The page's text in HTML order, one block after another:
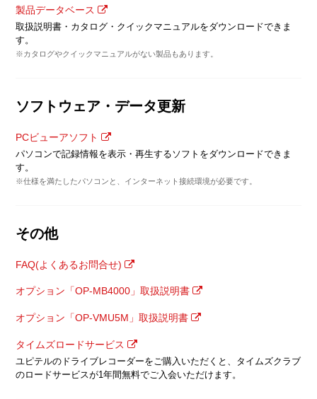
製品データベース
取扱説明書・カタログ・クイックマニュアルをダウンロードできま
す。
※カタログやクイックマニュアルがない製品もあります。
ソフトウェア・データ更新
PCビューアソフト
パソコンで記録情報を表示・再生するソフトをダウンロードできま
す。
※仕様を満たしたパソコンと、インターネット接続環境が必要です。
その他
FAQ(よくあるお問合せ)
オプション「OP-MB4000」取扱説明書
オプション「OP-VMU5M」取扱説明書
タイムズロードサービス
ユピテルのドライブレコーダーをご購入いただくと、タイムズクラブ
のロードサービスが1年間無料でご入会いただけます。